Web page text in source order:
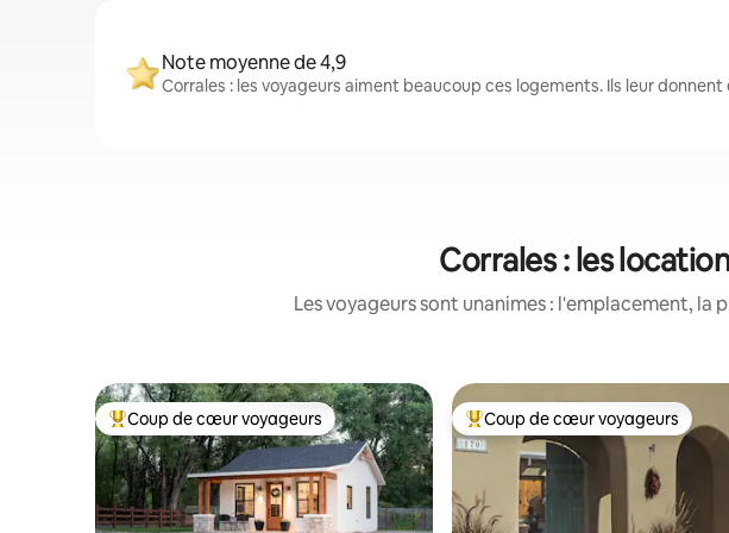
Note moyenne de 4,9
Corrales : les voyageurs aiment beaucoup ces logements. Ils leur donnent
Corrales : les
Les voyageurs sont unanimes : l'emplacement,
Coup de cœur voyageurs parmi les plus aimés
Coup de cœur voyageurs Coup de cœur voyageurs parmi
Coup de cœur voyageurs